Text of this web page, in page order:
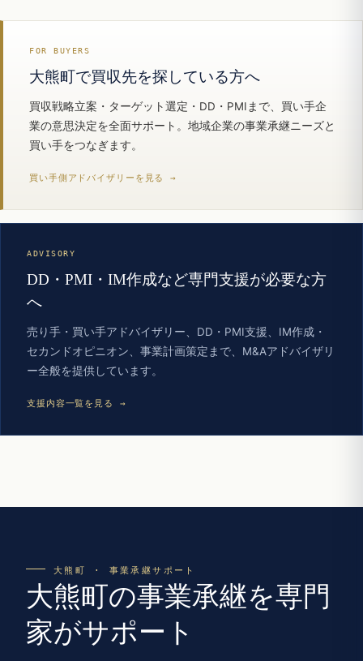
FOR BUYERS
大熊町で買収先を探している方へ
買収戦略立案・ターゲット選定・DD・PMIまで、買い手企
業の意思決定を全面サポート。地域企業の事業承継ニーズと
買い手をつなぎます。
買い手側アドバイザリーを見る →
ADVISORY
DD・PMI・IM作成など専門支援が必要な方
へ
売り手・買い手アドバイザリー、DD・PMI支援、IM作成・
セカンドオピニオン、事業計画策定まで、M&Aアドバイザリ
ー全般を提供しています。
支援内容一覧を見る →
大熊町 · 事業承継サポート
大熊町の事業承継を専門
家がサポート